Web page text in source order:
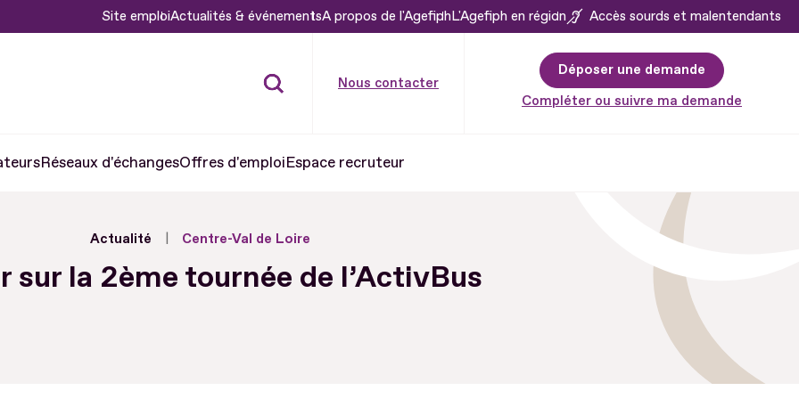
Site emploiActualités & événementsA propos de l'AgefiphL'Agefiph en région Accès sourds et malentendants
Nous contacter
Déposer une demande
Compléter ou suivre ma demande
Réseaux d'échangesOffres d'emploiEspace recruteur
Actualité Centre-Val de Loire
sur la 2ème tournée de l’ActivBus